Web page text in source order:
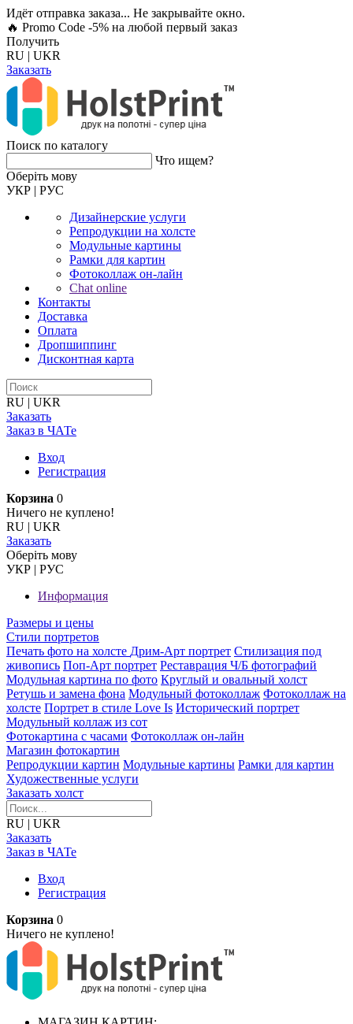
Идёт отправка заказа... Не закрывайте окно.
🔥 Promo Code -5% на любой первый заказ
Получить
RU | UKR
Заказать
Поиск по каталогу
Что ищем?
Оберiть мову
УКР | РУС
Дизайнерские услуги
Репродукции на холсте
Модульные картины
Рамки для картин
Фотоколлаж он-лайн
Chat online
Контакты
Доставка
Оплата
Дропшиппинг
Дисконтная карта
RU | UKR
Заказать
Заказ в ЧАТе
Вход
Регистрация
Корзина 0
Ничего не куплено!
RU | UKR
Заказать
Оберiть мову
УКР | РУС
Информация
Размеры и цены
Стили портретов
Печать фото на холсте Дрим-Арт портрет Стилизация под
живопись Поп-Арт портрет Реставрация Ч/Б фотографий
Модульная картина по фото Круглый и овальный холст
Ретушь и замена фона Модульный фотоколлаж Фотоколлаж на
холсте Портрет в стиле Love Is Исторический портрет
Модульный коллаж из сот
Фотокартина с часами Фотоколлаж он-лайн
Магазин фотокартин
Репродукции картин Модульные картины Рамки для картин
Художественные услуги
Заказать холст
RU | UKR
Заказать
Заказ в ЧАТе
Вход
Регистрация
Корзина 0
Ничего не куплено!